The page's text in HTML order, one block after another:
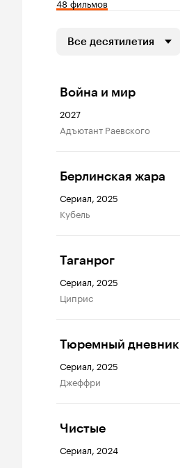
48 фильмов
Все десятилетия
Война и мир
2027
Адъютант Раевского
Берлинская жара
Сериал, 2025
Кубель
Таганрог
Сериал, 2025
Циприс
Тюремный дневник
Сериал, 2025
Джеффри
Чистые
Сериал, 2024